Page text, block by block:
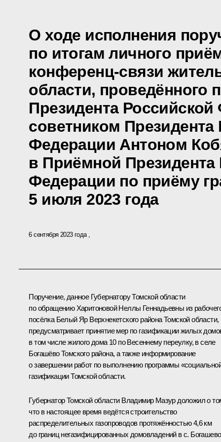
О ходе исполнения
по итогам личного
конференц-связи
области, проведённого
Президента
советником Президента
Федерации Антоном
в Приёмной Президента
Федерации по приёму
5 июля 2023 года
6 сентября 2023 года
Поручение, данное Губернатору Томской области
по обращению Харитоновой Неллы Геннадьевны из
посёлка Белый Яр Верхнекетского района Томской области,
предусматривает принятие мер по газификации жилых
в том числе жилого дома 10 по Весеннему переулку, в селе
Богашёво Томского района, а также информирование
о завершении работ по выполнению программы
газификации Томской области.
Губернатор Томской области Владимир Мазур доложил о
что в настоящее время ведётся строительство
распределительных газопроводов протяжённостью 4,6 км
до границ негазифицированных домовладений в с. Богашево